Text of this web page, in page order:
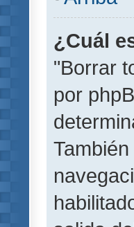
¿Cuál
"Borrar
por